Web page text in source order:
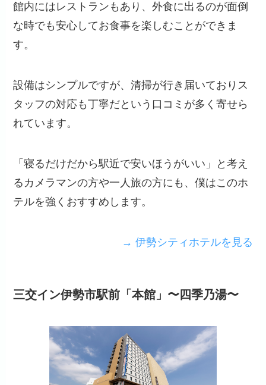
館内にはレストランもあり、外食に出るのが面倒
な時でも安心してお食事を楽しむことができま
す。
設備はシンプルですが、清掃が行き届いておりス
タッフの対応も丁寧だという口コミが多く寄せら
れています。
「寝るだけだから駅近で安いほうがいい」と考え
るカメラマンの方や一人旅の方にも、僕はこのホ
テルを強くおすすめします。
→ 伊勢シティホテルを見る
三交イン伊勢市駅前「本館」〜四季乃湯〜